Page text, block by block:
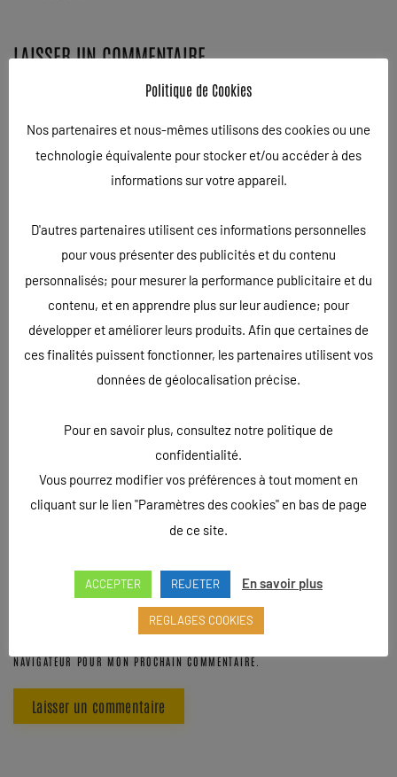
LAISSER UN COMMENTAIRE
Votre adresse e-mail ne sera pas publiée. Les champs
obligatoires sont indiqués avec
COMMENTAIRE
NAVIGATEUR POUR MON PROCHAIN COMMENTAIRE.
Laisser un commentaire
Politique de Cookies
Nos partenaires et nous-mêmes utilisons des cookies ou une
technologie équivalente pour stocker et/ou accéder à des
informations sur votre appareil.
D'autres partenaires utilisent ces informations personnelles
pour vous présenter des publicités et du contenu
personnalisés; pour mesurer la performance publicitaire et du
contenu, et en apprendre plus sur leur audience; pour
développer et améliorer leurs produits. Afin que certaines de
ces finalités puissent fonctionner, les partenaires utilisent vos
données de géolocalisation précise.
Pour en savoir plus, consultez notre politique de
confidentialité.
Vous pourrez modifier vos préférences à tout moment en
cliquant sur le lien "Paramètres des cookies" en bas de page
de ce site.
ACCEPTER REJETER En savoir plus
REGLAGES COOKIES